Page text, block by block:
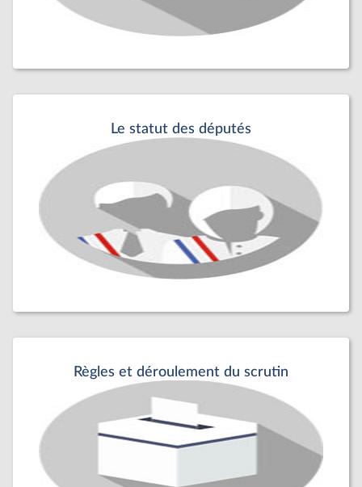
Le statut des députés
Règles et déroulement du scrutin